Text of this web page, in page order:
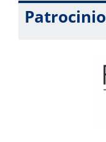
Patrocinio